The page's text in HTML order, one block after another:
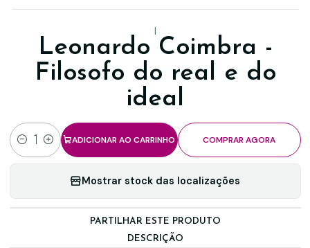
|
Leonardo Coimbra -
Filosofo do real e do
ideal
Quantidade
ADICIONAR AO CARRINHO COMPRAR AGORA
Mostrar stock das localizações
PARTILHAR ESTE PRODUTO
DESCRIÇÃO